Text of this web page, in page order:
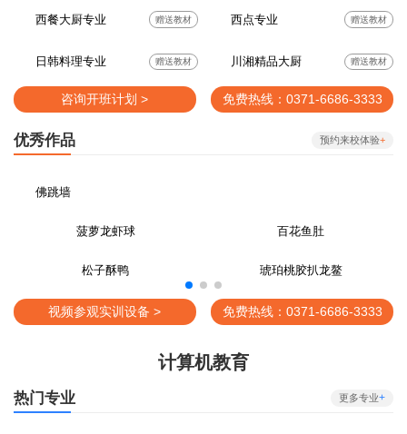
西餐大厨专业 赠送教材 西点专业 赠送教材
日韩料理专业 赠送教材 川湘精品大厨 赠送教材
咨询开班计划 > 免费热线：0371-6686-3333
优秀作品 预约来校体验+
佛跳墙
菠萝龙虾球 百花鱼肚
松子酥鸭 琥珀桃胶扒龙鳌
视频参观实训设备 > 免费热线：0371-6686-3333
计算机教育
热门专业 更多专业+